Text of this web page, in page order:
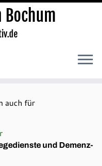
Bochum
auch für
und Demenz-